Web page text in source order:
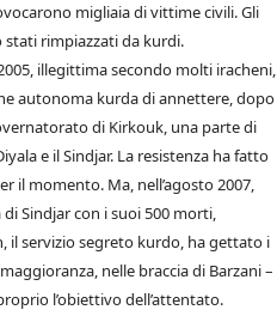
migliaia di vittime civili. Gli
rimpiazzati da kurdi.
illegittima secondo molti iracheni,
autonoma kurda di annettere, dopo
di Kirkouk, una parte di
e il Sindjar. La resistenza ha fatto
il momento. Ma, nell’agosto 2007,
Sindjar con i suoi 500 morti,
il servizio segreto kurdo, ha gettato i
nelle braccia di Barzani –
l’obiettivo dell’attentato.